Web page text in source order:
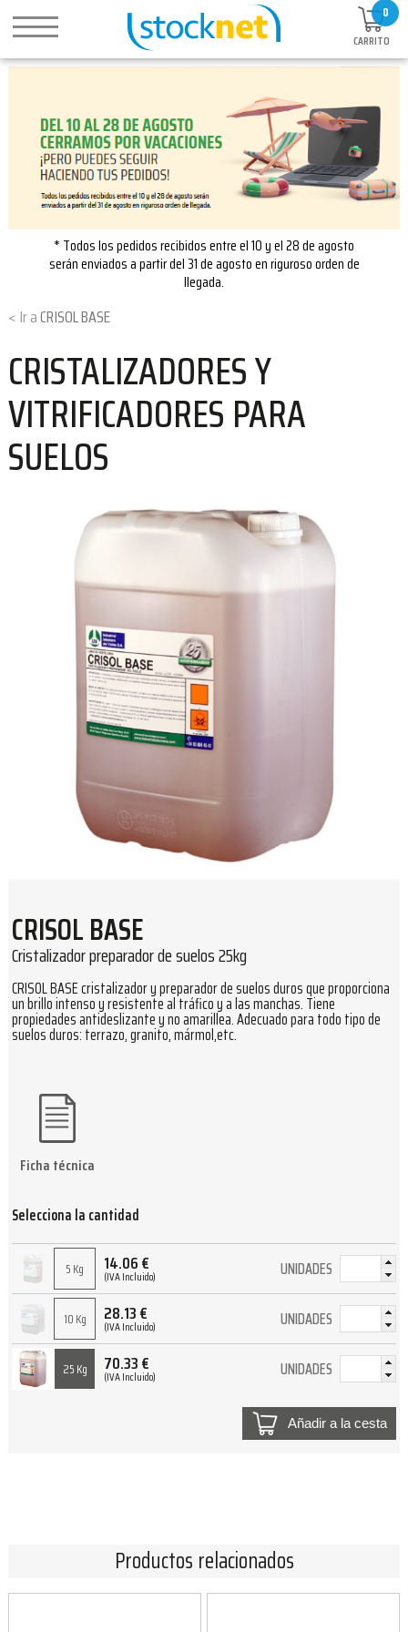
0
CARRITO
* Todos los pedidos recibidos entre el 10 y el 28 de agosto
serán enviados a partir del 31 de agosto en riguroso orden de
llegada.
CRISOL BASE
CRISTALIZADORES Y
VITRIFICADORES PARA
SUELOS
CRISOL BASE
Cristalizador preparador de suelos 25kg
CRISOL BASE cristalizador y preparador de suelos duros que proporciona
un brillo intenso y resistente al tráfico y a las manchas. Tiene
propiedades antideslizante y no amarillea. Adecuado para todo tipo de
suelos duros: terrazo, granito, mármol,etc.
Selecciona la cantidad
5 Kg 14.06€
(IVA Incluido) UNIDADES
10 Kg 28.13€
(IVA Incluido) UNIDADES
25 Kg 70.33€
(IVA Incluido) UNIDADES
Añadir a la cesta
Ficha técnica
Productos relacionados